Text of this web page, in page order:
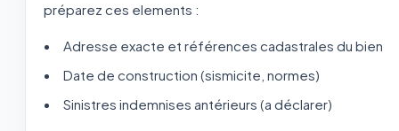
préparez ces elements :
Adresse exacte et références cadastrales du bien
Date de construction (sismicite, normes)
Sinistres indemnises antérieurs (a déclarer)